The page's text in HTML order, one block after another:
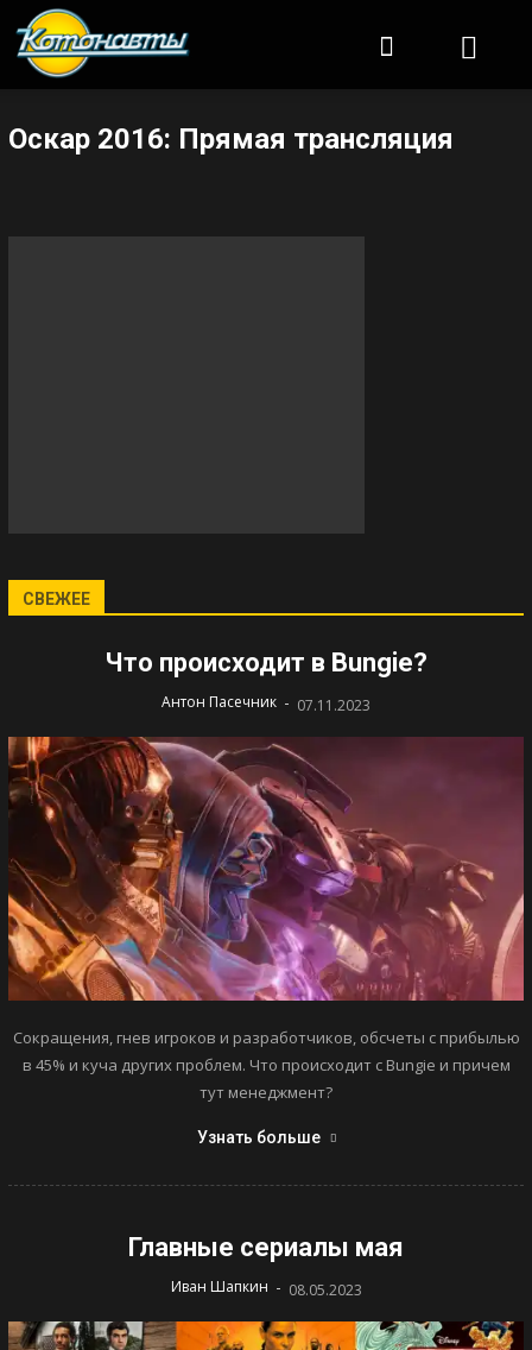
Оскар 2016: Прямая трансляция
СВЕЖЕЕ
Что происходит в Bungie?
Антон Пасечник - 07.11.2023
Сокращения, гнев игроков и разработчиков, обсчеты с прибылью
в 45% и куча других проблем. Что происходит с Bungie и причем
тут менеджмент?
Узнать больше
Главные сериалы мая
Иван Шапкин - 08.05.2023